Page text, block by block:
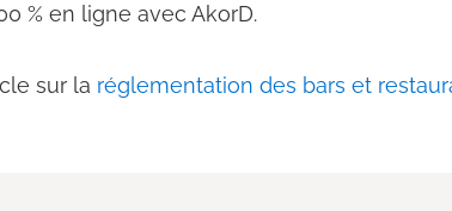
% en ligne avec AkorD.
sur la réglementation des bars et